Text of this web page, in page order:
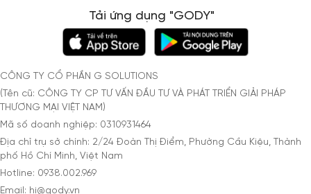
Tải ứng dụng "GODY"
CÔNG TY CỔ PHẦN G SOLUTIONS
(Tên cũ: CÔNG TY CP TƯ VẤN ĐẦU TƯ VÀ PHÁT TRIỂN GIẢI PHÁP
THƯƠNG MẠI VIỆT NAM)
Mã số doanh nghiệp: 0310931464
Địa chỉ trụ sở chính: 2/24 Đoàn Thị Điểm, Phường Cầu Kiệu, Thành
phố Hồ Chí Minh, Việt Nam
Hotline: 0938.002.969
Email: hi@gody.vn